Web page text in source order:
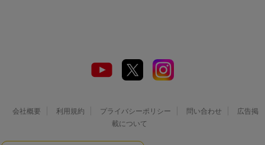
会社概要 利用規約 プライバシーポリシー 問い合わせ
広告掲
載について